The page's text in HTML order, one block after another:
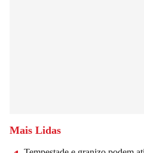
Mais Lidas